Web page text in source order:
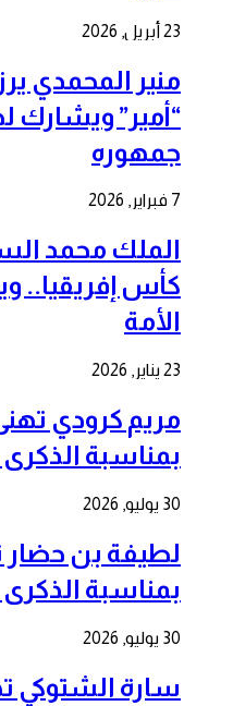
23 أبريل, 2026
منير المحمدي
“أمير” ويشارك
جمهوره
7 فبراير, 2026
الملك محمد
كأس إفريقيا..
الأمة
23 يناير, 2026
مريم كرودي
بمناسبة الذكرى ال 27 لعيد
30 يوليو, 2026
لطيفة بن حضار
بمناسبة الذكرى ال 27 لعيد
30 يوليو, 2026
سارة الشتوكي